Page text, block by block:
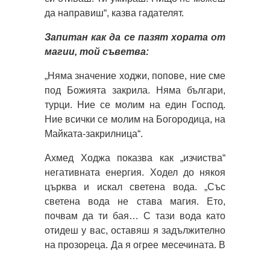
да направиш“, казва гадателят.
Запитан как да се пазят хората от
магии, той съветва:
„Няма значение ходжи, попове, ние сме
под Божията закрила. Няма българи,
турци. Ние се молим на един Господ.
Ние всички се молим на Богородица, на
Майката-закрилница“.
Ахмед Ходжа показва как „изчиства“
негативната енергия. Ходел до някоя
църква и искал светена вода. „Със
светена вода не става магия. Ето,
почвам да ти бая… С тази вода като
отидеш у вас, оставяш я задължително
на прозореца. Да я огрее месечината. В